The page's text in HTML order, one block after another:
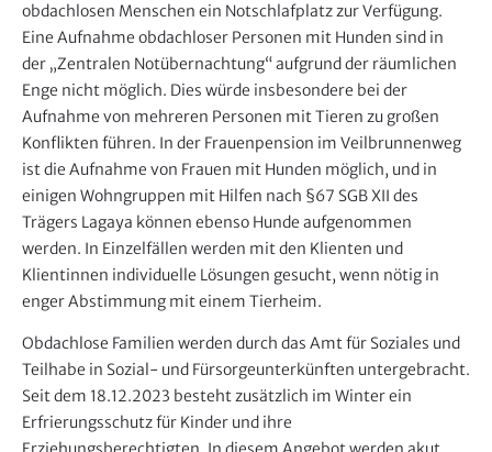
obdachlosen Menschen ein Notschlafplatz zur Verfügung.
Eine Aufnahme obdachloser Personen mit Hunden sind in
der „Zentralen Notübernachtung“ aufgrund der räumlichen
Enge nicht möglich. Dies würde insbesondere bei der
Aufnahme von mehreren Personen mit Tieren zu großen
Konflikten führen. In der Frauenpension im Veilbrunnenweg
ist die Aufnahme von Frauen mit Hunden möglich, und in
einigen Wohngruppen mit Hilfen nach §67 SGB XII des
Trägers Lagaya können ebenso Hunde aufgenommen
werden. In Einzelfällen werden mit den Klienten und
Klientinnen individuelle Lösungen gesucht, wenn nötig in
enger Abstimmung mit einem Tierheim.
Obdachlose Familien werden durch das Amt für Soziales und
Teilhabe in Sozial- und Fürsorgeunterkünften untergebracht.
Seit dem 18.12.2023 besteht zusätzlich im Winter ein
Erfrierungsschutz für Kinder und ihre